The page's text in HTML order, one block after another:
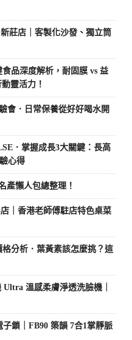
莊店｜客製化沙發、獨立筒
品深度解析，耐固膜 vs 益
靈活力！
會．日常保養從好好喝水開
．掌握成長3大關鍵：長高
心得
產懶人包總整理！
｜香港老師傅駐店特色桌菜
分析．葉黃素該怎麼挑？這
溫感柔膚淨透洗臉機｜
鎖｜FB90 築韻 7合1掌靜脈